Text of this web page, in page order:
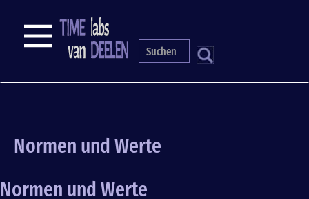
content
S
NAVIGATION
Normen und Werte
Normen und Werte